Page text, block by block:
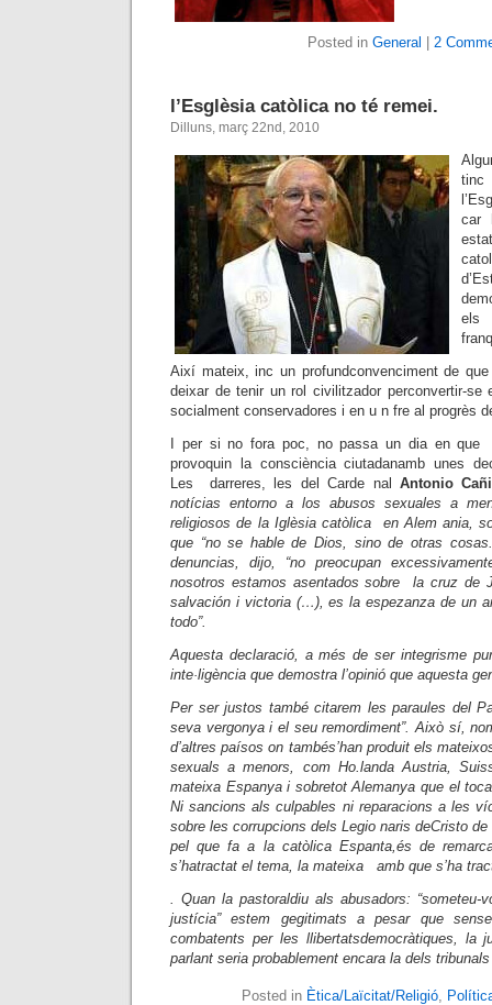
Posted in General 2
l’Esglèsia catòlica no té remei.
Dilluns, març 22nd, 2010
car
els
Així mateix, inc un profundconvenciment de
deixar de tenir un rol civilitzador perconvertir-
socialment conservadores i en u n fre al progrès
I per si no fora poc, no passa un dia en que
provoquin la consciència ciutadanamb unes
Les darreres, les del Carde nal Antonio
notícias entorno a los abusos sexuales a
religiosos de la Iglèsia catòlica en Alem ania,
que “no se hable de Dios, sino de otras
denuncias, dijo, “no preocupan
nosotros estamos asentados sobre la cruz de
salvación i victoria (…), es la espezanza de un
todo”.
Aquesta declaració, a més de ser integrisme
inte·ligència que demostra l’opinió que aquesta
Per ser justos també citarem les paraules del
seva vergonya i el seu remordiment”. Això sí,
d’altres paísos on tambés’han produit els
sexuals a menors, com Ho.landa Austria,
mateixa Espanya i sobretot Alemanya que el
Ni sancions als culpables ni reparacions a les
sobre les corrupcions dels Legio naris deCristo
pel que fa a la catòlica Espanta,és de
s’hatractat el tema, la mateixa amb que s’ha
. Quan la pastoraldiu als abusadors:
justícia” estem gegitimats a pesar que
combatents per les llibertatsdemocràtiques, la
parlant seria probablement encara la dels
Posted in Ètica/Laïcitat/Religió,